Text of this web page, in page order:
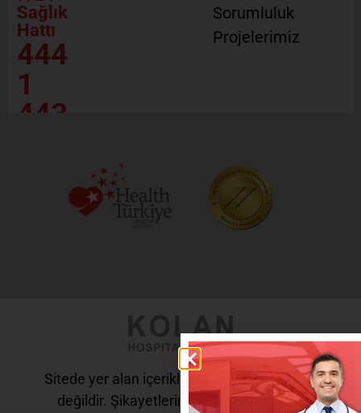
Sağlık
Hattı
444
1
443
Sorumluluk
Projelerimiz
Sitede yer alan içerikler tanı ve tedavi amaçlı
değildir. Şikayetleriniz için doktorunuza